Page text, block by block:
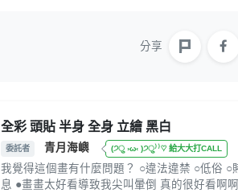
分享
全彩 頭貼 半身 全身 立繪 黑白
委託者 青月海嶼 (੭ु ›ω‹ )੭ु⁾⁾♡ 給大大打CALL
我覺得這個畫有什麼問題？ ○違法違禁 ○低俗
息 ●畫畫太好看導致我尖叫暈倒 真的很好看啊